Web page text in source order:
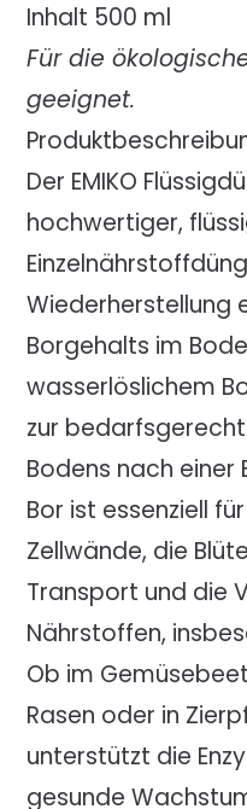
Inhalt 500 ml
Für die
geeignet.
Der EMIKO
hochwertiger,
Wiederherstellung
Borgehalts im
wasserlöslichem
zur
Bodens nach einer
Bor ist essenziell
Zellwände, die
Transport und die
Nährstoffen,
Ob im
Rasen oder in
unterstützt die
gesunde